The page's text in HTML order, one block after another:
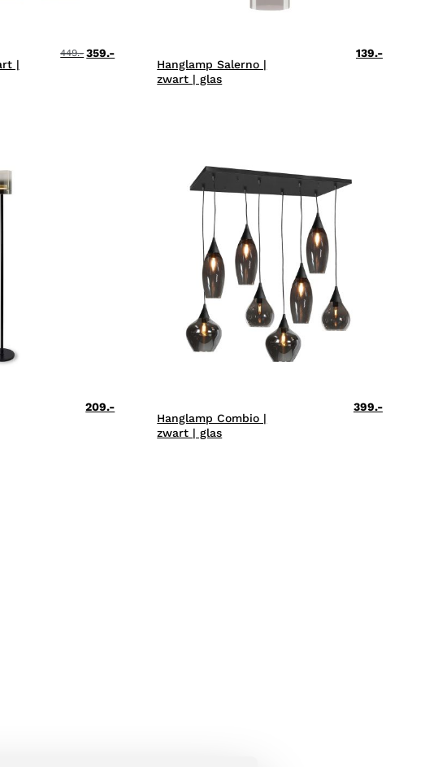
|
449.- 359.-
Hanglamp Salerno |
zwart | glas
139.-
209.-
Hanglamp Combio |
zwart | glas
399.-